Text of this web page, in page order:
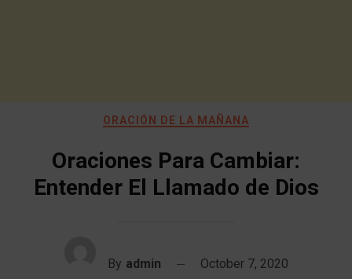
ORACIÓN DE LA MAÑANA
Oraciones Para Cambiar:
Entender El Llamado de Dios
By admin October 7, 2020